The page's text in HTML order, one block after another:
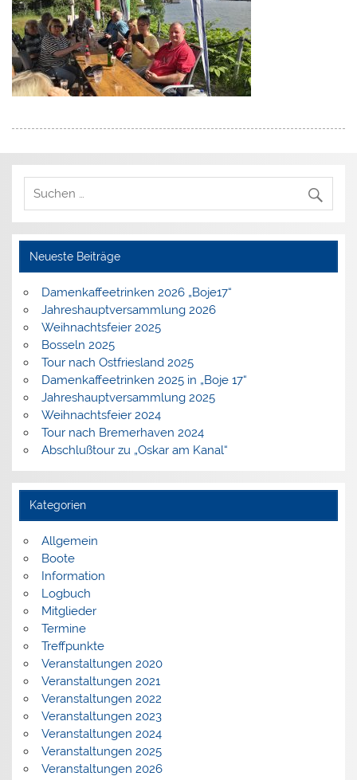
Neueste Beiträge
Damenkaffeetrinken 2026 „Boje17“
Jahreshauptversammlung 2026
Weihnachtsfeier 2025
Bosseln 2025
Tour nach Ostfriesland 2025
Damenkaffeetrinken 2025 in „Boje 17“
Jahreshauptversammlung 2025
Weihnachtsfeier 2024
Tour nach Bremerhaven 2024
Abschlußtour zu „Oskar am Kanal“
Kategorien
Allgemein
Boote
Information
Logbuch
Mitglieder
Termine
Treffpunkte
Veranstaltungen 2020
Veranstaltungen 2021
Veranstaltungen 2022
Veranstaltungen 2023
Veranstaltungen 2024
Veranstaltungen 2025
Veranstaltungen 2026